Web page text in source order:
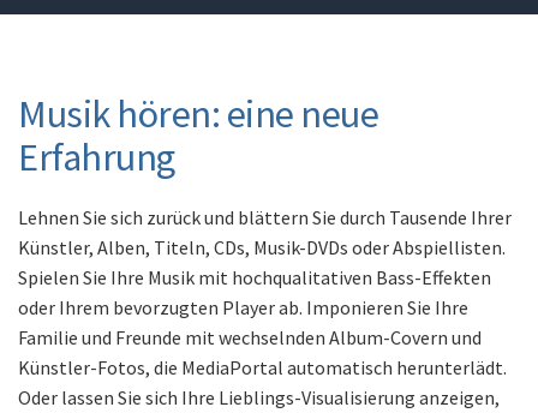
Musik hören: eine neue
Erfahrung
Lehnen Sie sich zurück und blättern Sie durch Tausende Ihrer
Künstler, Alben, Titeln, CDs, Musik-DVDs oder Abspiellisten.
Spielen Sie Ihre Musik mit hochqualitativen Bass-Effekten
oder Ihrem bevorzugten Player ab. Imponieren Sie Ihre
Familie und Freunde mit wechselnden Album-Covern und
Künstler-Fotos, die MediaPortal automatisch herunterlädt.
Oder lassen Sie sich Ihre Lieblings-Visualisierung anzeigen,